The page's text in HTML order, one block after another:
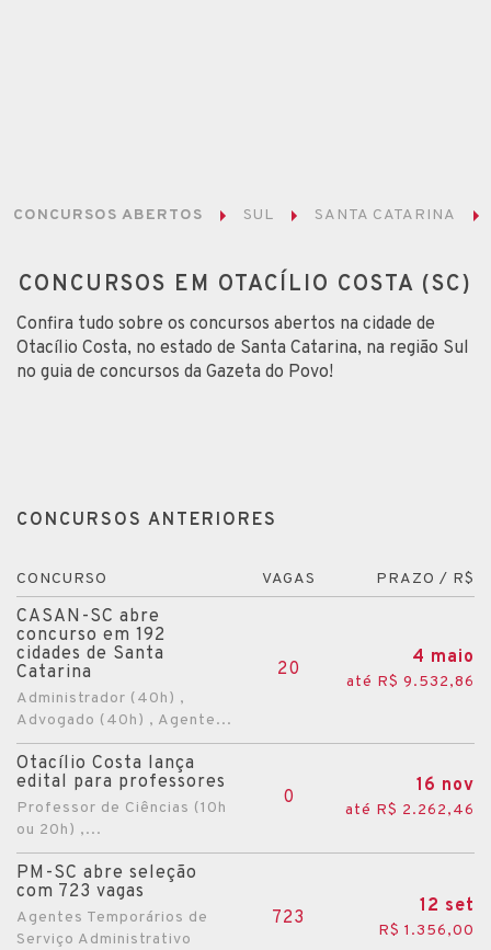
CONCURSOS ABERTOS SUL SANTA CATARINA
CONCURSOS EM OTACÍLIO COSTA (SC)
Confira tudo sobre os concursos abertos na cidade de
Otacílio Costa, no estado de Santa Catarina, na região Sul
no guia de concursos da Gazeta do Povo!
CONCURSOS ANTERIORES
CONCURSO VAGAS PRAZO / R$
CASAN-SC abre
concurso em 192
cidades de Santa
Catarina
Administrador (40h) ,
Advogado (40h) , Agente...
20
4 maio
até R$ 9.532,86
Otacílio Costa lança
edital para professores
Professor de Ciências (10h
ou 20h) ,...
0
16 nov
até R$ 2.262,46
PM-SC abre seleção
com 723 vagas
Agentes Temporários de
Serviço Administrativo
723
12 set
R$ 1.356,00